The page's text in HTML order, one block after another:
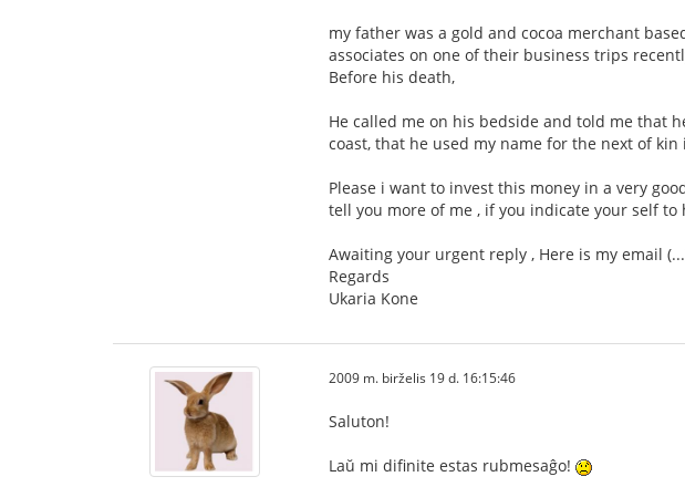
my father was a gold and cocoa merchant
associates on one of their business trips
Before his death,
He called me on his bedside and told me that
coast, that he used my name for the next of
Please i want to invest this money in a very
tell you more of me , if you indicate your self to
Awaiting your urgent reply , Here is my email
Regards
Ukaria Kone
2009 m. birželis 19 d. 16:15:46
Saluton!
Laŭ mi difinite estas rubmesaĝo!